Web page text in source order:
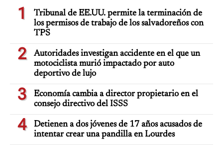
1
Tribunal de EE.UU. permite la terminación de
los permisos de trabajo de los salvadoreños con
TPS
2
Autoridades investigan accidente en el que un
motociclista murió impactado por auto
deportivo de lujo
3
Economía cambia a director propietario en el
consejo directivo del ISSS
4
Detienen a dos jóvenes de 17 años acusados de
intentar crear una pandilla en Lourdes